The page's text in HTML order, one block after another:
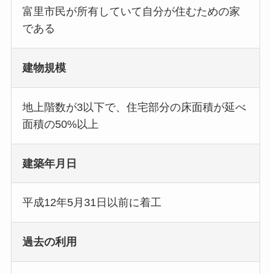
富里市民が所有していて自分が住むための家
である
建物規模
地上階数が3以下で、住宅部分の床面積が延べ
面積の50%以上
建築年月日
平成12年5月31日以前に着工
過去の利用